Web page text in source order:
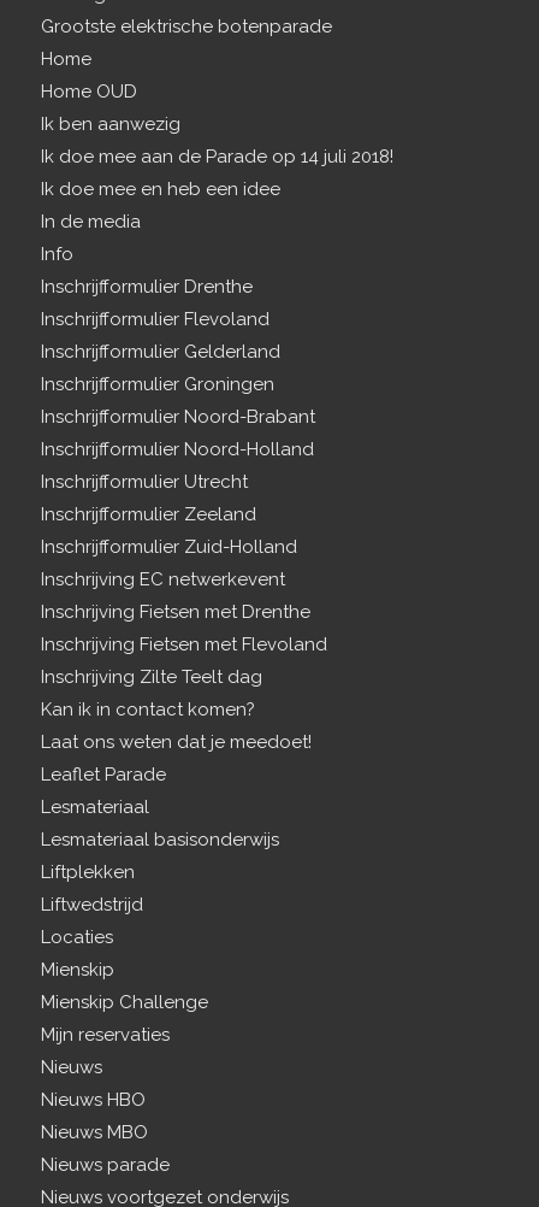
Grootste elektrische botenparade
Home
Home OUD
Ik ben aanwezig
Ik doe mee aan de Parade op 14 juli 2018!
Ik doe mee en heb een idee
In de media
Info
Inschrijfformulier Drenthe
Inschrijfformulier Flevoland
Inschrijfformulier Gelderland
Inschrijfformulier Groningen
Inschrijfformulier Noord-Brabant
Inschrijfformulier Noord-Holland
Inschrijfformulier Utrecht
Inschrijfformulier Zeeland
Inschrijfformulier Zuid-Holland
Inschrijving EC netwerkevent
Inschrijving Fietsen met Drenthe
Inschrijving Fietsen met Flevoland
Inschrijving Zilte Teelt dag
Kan ik in contact komen?
Laat ons weten dat je meedoet!
Leaflet Parade
Lesmateriaal
Lesmateriaal basisonderwijs
Liftplekken
Liftwedstrijd
Locaties
Mienskip
Mienskip Challenge
Mijn reservaties
Nieuws
Nieuws HBO
Nieuws MBO
Nieuws parade
Nieuws voortgezet onderwijs